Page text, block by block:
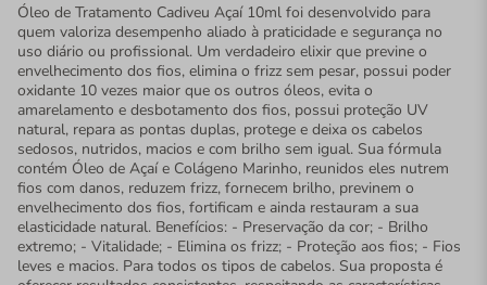
Óleo de Tratamento Cadiveu Açaí 10ml foi desenvolvido para
quem valoriza desempenho aliado à praticidade e segurança no
uso diário ou profissional. Um verdadeiro elixir que previne o
envelhecimento dos fios, elimina o frizz sem pesar, possui poder
oxidante 10 vezes maior que os outros óleos, evita o
amarelamento e desbotamento dos fios, possui proteção UV
natural, repara as pontas duplas, protege e deixa os cabelos
sedosos, nutridos, macios e com brilho sem igual. Sua fórmula
contém Óleo de Açaí e Colágeno Marinho, reunidos eles nutrem
fios com danos, reduzem frizz, fornecem brilho, previnem o
envelhecimento dos fios, fortificam e ainda restauram a sua
elasticidade natural. Benefícios: - Preservação da cor; - Brilho
extremo; - Vitalidade; - Elimina os frizz; - Proteção aos fios; - Fios
leves e macios. Para todos os tipos de cabelos. Sua proposta é